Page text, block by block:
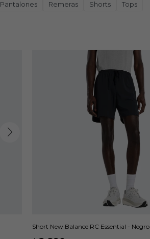
Pantalones Remeras Shorts Tops
Short New Balance RC Essential - Negro